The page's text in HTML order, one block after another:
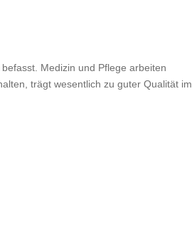
Medizin und Pflege arbeiten
trägt wesentlich zu guter Qualität im